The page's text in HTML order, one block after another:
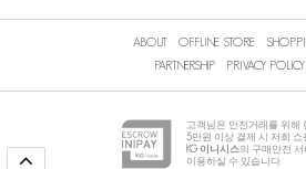
ABOUT OFFLINE STORE
PARTNERSHIP
PRIVACY POLICY
고객님은 안전거래를 위해
5만원 이상 결제 시 저희
KG 이니시스의 구매안전 서
이용하실 수 있습니다.